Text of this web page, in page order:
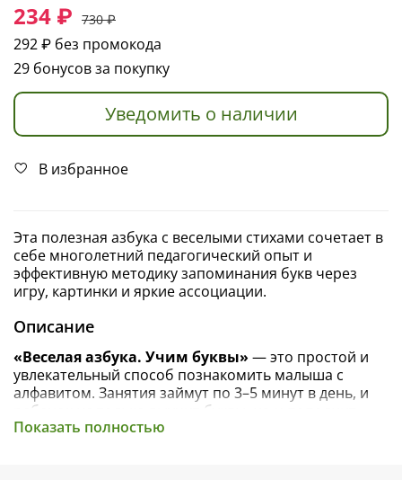
234 ₽ 730 ₽
292 ₽ без промокода
29 бонусов за покупку
Уведомить о наличии
В избранное
Эта полезная азбука с веселыми стихами сочетает в
себе многолетний педагогический опыт и
эффективную методику запоминания букв через
игру, картинки и яркие ассоциации.
Описание
«Веселая азбука. Учим буквы» — это простой и
увлекательный способ познакомить малыша с
алфавитом. Занятия займут по 3–5 минут в день, и
ребенок не только выучит буквы, но и пополнит
словарный запас.
Показать полностью